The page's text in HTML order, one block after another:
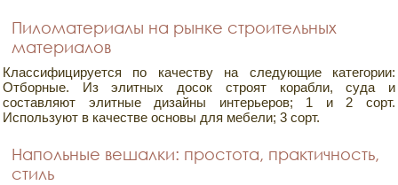
Пиломатериалы на рынке строительных
материалов
Классифицируется по качеству на следующие категории:
Отборные. Из элитных досок строят корабли, суда и
составляют элитные дизайны интерьеров; 1 и 2 сорт.
Используют в качестве основы для мебели; 3 сорт.
Напольные вешалки: простота, практичность,
стиль